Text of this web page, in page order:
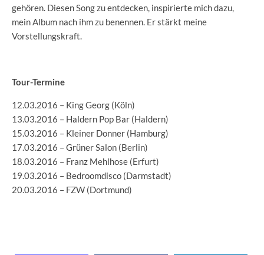
gehören. Diesen Song zu entdecken, inspirierte mich dazu,
mein Album nach ihm zu benennen. Er stärkt meine
Vorstellungskraft.
Tour-Termine
12.03.2016 – King Georg (Köln)
13.03.2016 – Haldern Pop Bar (Haldern)
15.03.2016 – Kleiner Donner (Hamburg)
17.03.2016 – Grüner Salon (Berlin)
18.03.2016 – Franz Mehlhose (Erfurt)
19.03.2016 – Bedroomdisco (Darmstadt)
20.03.2016 – FZW (Dortmund)